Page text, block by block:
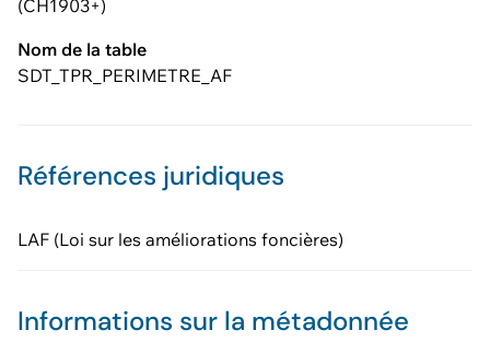
(CH1903+)
Nom de la table
SDT_TPR_PERIMETRE_AF
Références juridiques
LAF (Loi sur les améliorations foncières)
Informations sur la métadonnée